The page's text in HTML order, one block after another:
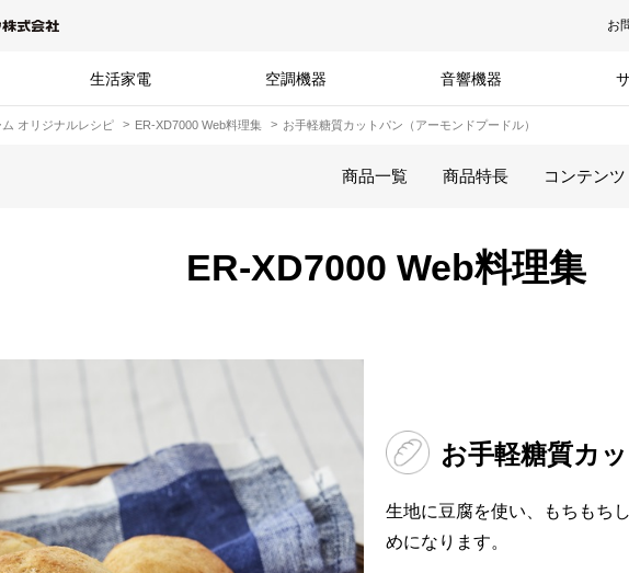
お
生活家電 空調機器 音響機器
オリジナルレシピ ER-XD7000 Web料理集 お手軽糖質カットパン（アーモンドプードル）
商品一覧 商品特長 コンテンツ
ER-XD7000 Web料理集
お手軽糖質カ
生地に豆腐を使い、もちもち
めになります。